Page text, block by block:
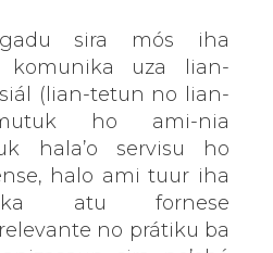
sira mós iha
komunika uza lian-
(lian-tetun no lian-
ho ami-nia
hala’o servisu ho
halo ami tuur iha
atu fornese
no prátiku ba